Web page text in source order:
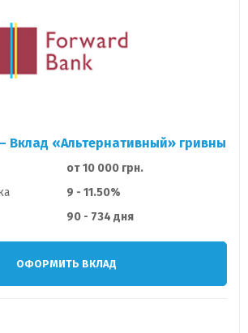
Вклад «Альтернативный» гривны
от 10 000 грн.
9 - 11.50%
90 - 734 дня
ОФОРМИТЬ ВКЛАД